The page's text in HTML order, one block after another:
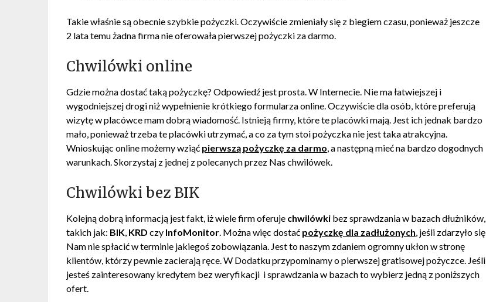
Takie właśnie są obecnie szybkie pożyczki. Oczywiście zmieniały się z biegiem czasu, ponieważ jeszcze
2 lata temu żadna firma nie oferowała pierwszej pożyczki za darmo.
Chwilówki online
Gdzie można dostać taką pożyczkę? Odpowiedź jest prosta. W Internecie. Nie ma łatwiejszej i
wygodniejszej drogi niż wypełnienie krótkiego formularza online. Oczywiście dla osób, które preferują
wizytę w placówce mam dobrą wiadomość. Istnieją firmy, które te placówki mają. Jest ich jednak bardzo
mało, ponieważ trzeba te placówki utrzymać, a co za tym stoi pożyczka nie jest taka atrakcyjna.
Wnioskując online możemy wziąć pierwszą pożyczkę za darmo, a następną mieć na bardzo dogodnych
warunkach. Skorzystaj z jednej z polecanych przez Nas chwilówek.
Chwilówki bez BIK
Kolejną dobrą informacją jest fakt, iż wiele firm oferuje chwilówki bez sprawdzania w bazach dłużników,
takich jak: BIK, KRD czy InfoMonitor. Można więc dostać pożyczkę dla zadłużonych, jeśli zdarzyło się
Nam nie spłacić w terminie jakiegoś zobowiązania. Jest to naszym zdaniem ogromny ukłon w stronę
klientów, którzy pewnie zacierają ręce. W Dodatku przypominamy o pierwszej gratisowej pożyczce. Jeśli
jesteś zainteresowany kredytem bez weryfikacji i sprawdzania w bazach to wybierz jedną z poniższych
ofert.